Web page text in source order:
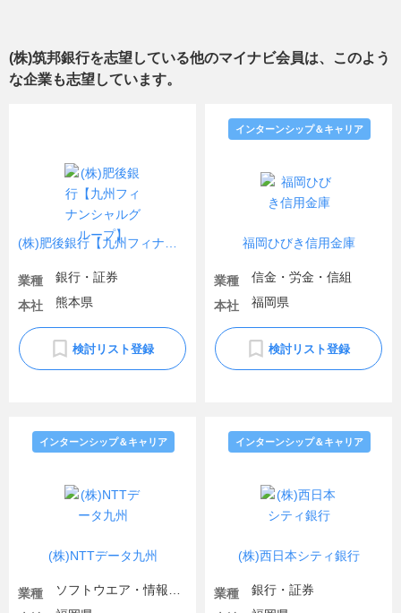
(株)筑邦銀行を志望している他のマイナビ会員は、このよう
な企業も志望しています。
業種
銀行・証券
本社
熊本県
検討リスト登録
福岡ひびき信用金庫
インターンシップ＆キャリア
業種
信金・労金・信組
本社
福岡県
検討リスト登録
(株)NTTデータ九州
インターンシップ＆キャリア
業種
(株)西日本シティ銀行
インターンシップ＆キャリア
業種
銀行・証券